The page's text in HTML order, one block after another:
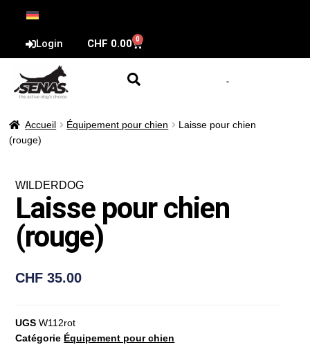
Login CHF 0.00 0
Accueil Équipement pour chien
Laisse pour chien
(rouge)
WILDERDOG
Laisse pour chien
(rouge)
CHF 35.00
UGSW112rot
Catégorie Équipement pour chien